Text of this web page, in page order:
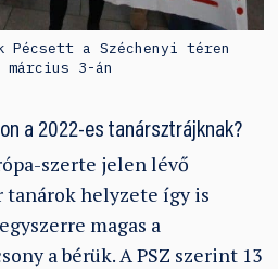
Pécsett a Széchenyi téren
március 3-án
a 2022-es tanársztrájknak?
szerte jelen lévő
tanárok helyzete így is
magas a
a bérük. A PSZ szerint 13